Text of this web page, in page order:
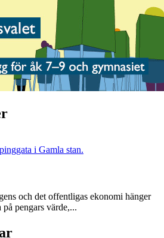
och det offentligas ekonomi hänger
pengars värde,...